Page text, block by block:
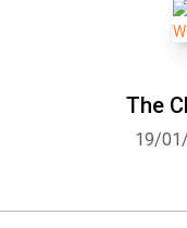
The
19/